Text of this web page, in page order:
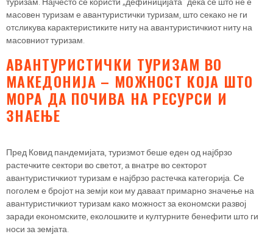
масовен туризам е авантуристички туризам, што секако не ги
отсликува карактеристиките ниту на авантуристичкиот ниту на
масовниот туризам.
АВАНТУРИСТИЧКИ ТУРИЗАМ ВО
МАКЕДОНИЈА – МОЖНОСТ КОЈА ШТО
МОРА ДА ПОЧИВА НА РЕСУРСИ И
ЗНАЕЊЕ
Пред Ковид пандемијата, туризмот беше еден од најбрзо
растечките сектори во светот, а внатре во секторот
авантуристичкиот туризам е најбрзо растечка категорија. Се
поголем е бројот на земји кои му даваат примарно значење на
авантуристичкиот туризам како можност за економски развој
заради економските, еколошките и културните бенефити што ги
носи за земјата.